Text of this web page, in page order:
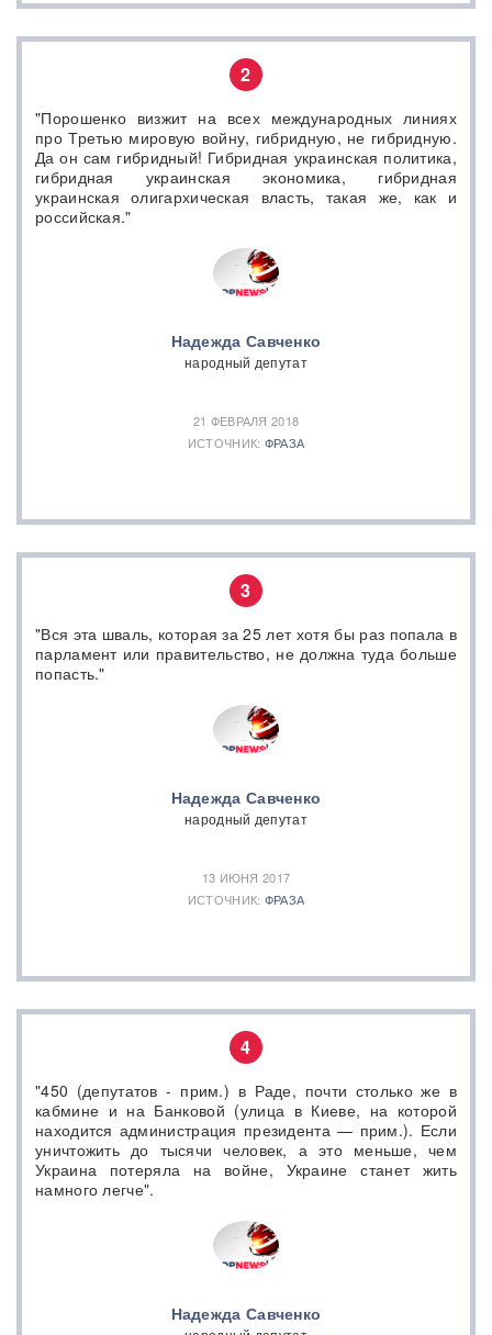
2
"Порошенко визжит на всех международных линиях
про Третью мировую войну, гибридную, не гибридную.
Да он сам гибридный! Гибридная украинская политика,
гибридная украинская экономика, гибридная
украинская олигархическая власть, такая же, как и
российская."
Надежда Савченко
народный депутат
21 ФЕВРАЛЯ 2018
ИСТОЧНИК: ФРАЗА
3
"Вся эта шваль, которая за 25 лет хотя бы раз попала в
парламент или правительство, не должна туда больше
попасть."
Надежда Савченко
народный депутат
13 ИЮНЯ 2017
ИСТОЧНИК: ФРАЗА
4
"450 (депутатов - прим.) в Раде, почти столько же в
кабмине и на Банковой (улица в Киеве, на которой
находится администрация президента — прим.). Если
уничтожить до тысячи человек, а это меньше, чем
Украина потеряла на войне, Украине станет жить
намного легче".
Надежда Савченко